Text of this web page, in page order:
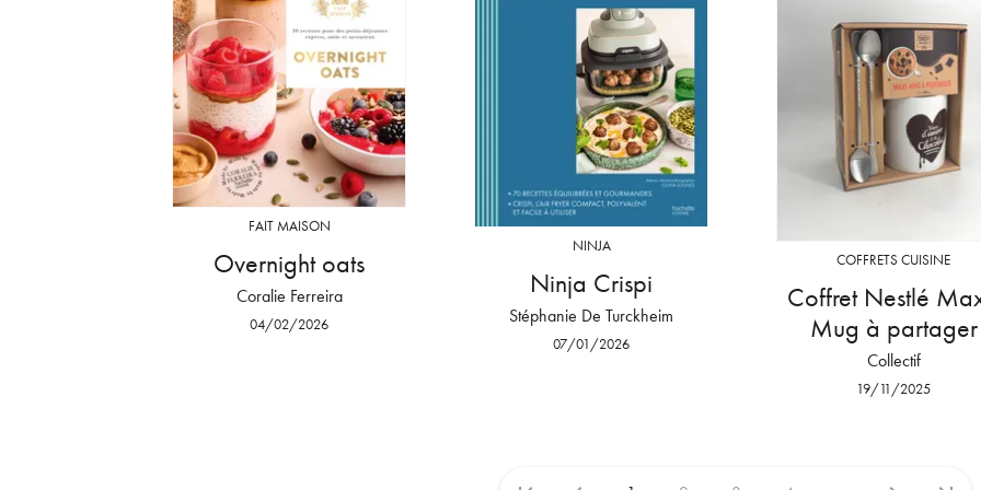
FAIT MAISON
Overnight oats
Coralie Ferreira
04/02/2026
NINJA
Ninja Crispi
Stéphanie De Turckheim
07/01/2026
COFFRETS CUISINE
Coffret Nestlé
Mug à partager
Collectif
19/11/2025